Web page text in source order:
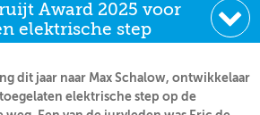
Award 2025 voor
elektrische step
dit jaar naar Max Schalow, ontwikkelaar
elektrische step op de